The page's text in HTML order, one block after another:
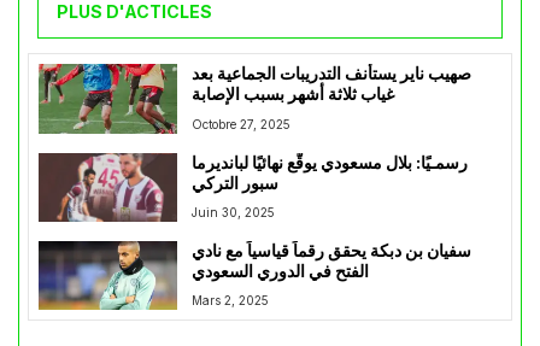
PLUS D'ACTICLES
صهيب ناير يستأنف التدريبات الجماعية بعد
غياب ثلاثة أشهر بسبب الإصابة
Octobre 27, 2025
رسمـيًا: بلال مسعودي يوقّع نهائيًا لبانديرما
سبور التركي
Juin 30, 2025
سفيان بن دبكة يحقق رقماً قياسياً مع نادي
الفتح في الدوري السعودي
Mars 2, 2025